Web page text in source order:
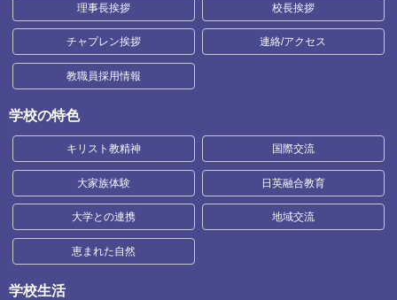
理事長挨拶 校長挨拶
チャプレン挨拶 連絡/アクセス
教職員採用情報
学校の特色
キリスト教精神 国際交流
大家族体験 日英融合教育
大学との連携 地域交流
恵まれた自然
学校生活